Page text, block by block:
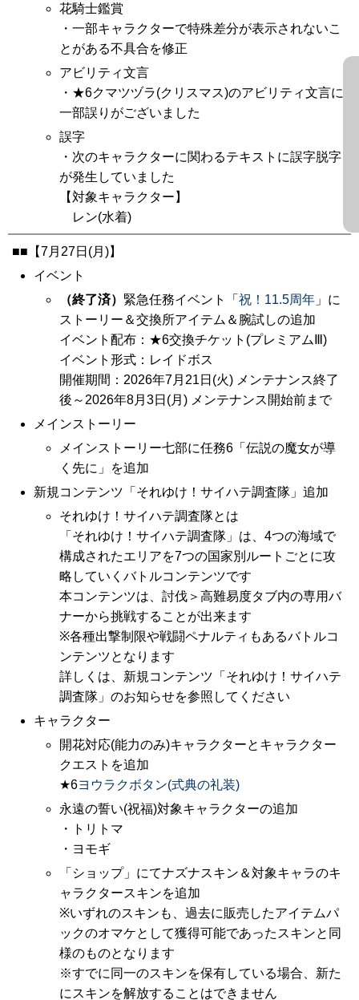
花騎士鑑賞
・一部キャラクターで特殊差分が表示されないこ
とがある不具合を修正
アビリティ文言
・★6クマツヅラ(クリスマス)のアビリティ文言に
一部誤りがございました
誤字
・次のキャラクターに関わるテキストに誤字脱字
が発生していました
【対象キャラクター】
レン(水着)
■■【7月27日(月)】
イベント
（終了済） 緊急任務イベント「 祝！11.5周年 」に
ストーリー＆交換所アイテム＆腕試しの追加
イベント配布：★6交換チケット(プレミアムⅢ)
イベント形式：レイドボス
開催期間：2026年7月21日(火) メンテナンス終了
後～2026年8月3日(月) メンテナンス開始前まで
メインストーリー
メインストーリー七部に任務6「伝説の魔女が導
く先に」を追加
新規コンテンツ「それゆけ！サイハテ調査隊」追加
それゆけ！サイハテ調査隊とは
「それゆけ！サイハテ調査隊」は、4つの海域で
構成されたエリアを7つの国家別ルートごとに攻
略していくバトルコンテンツです
本コンテンツは、討伐＞高難易度タブ内の専用バ
ナーから挑戦することが出来ます
※各種出撃制限や戦闘ペナルティもあるバトルコ
ンテンツとなります
詳しくは、新規コンテンツ「それゆけ！サイハテ
調査隊」のお知らせを参照してください
キャラクター
開花対応(能力のみ)キャラクターとキャラクター
クエストを追加
★6ヨウラクボタン(式典の礼装)
永遠の誓い(祝福)対象キャラクターの追加
・トリトマ
・ヨモギ
「ショップ」にてナズナスキン＆対象キャラのキ
ャラクタースキンを追加
※いずれのスキンも、過去に販売したアイテムパ
ックのオマケとして獲得可能であったスキンと同
様のものとなります
※すでに同一のスキンを保有している場合、新た
にスキンを解放することはできません